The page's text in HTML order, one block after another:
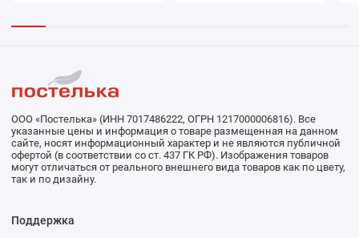
ООО «Постелька» (ИНН 7017486222, ОГРН 1217000006816). Все
указанные цены и информация о товаре размещенная на данном
сайте, носят информационный характер и не являются публичной
офертой (в соответствии со ст. 437 ГК РФ). Изображения товаров
могут отличаться от реального внешнего вида товаров как по цвету,
так и по дизайну.
Поддержка